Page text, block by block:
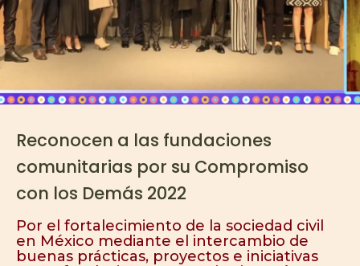
Reconocen a las fundaciones
comunitarias por su Compromiso
con los Demás 2022
Por el fortalecimiento de la sociedad civil
en México mediante el intercambio de
buenas prácticas, proyectos e iniciativas